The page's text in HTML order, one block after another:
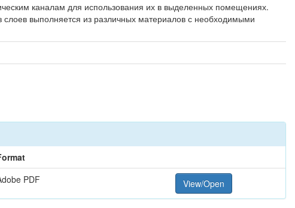
каналам для использования их в выделенных помещениях.
выполняется из различных материалов с необходимыми
PDF View/Open